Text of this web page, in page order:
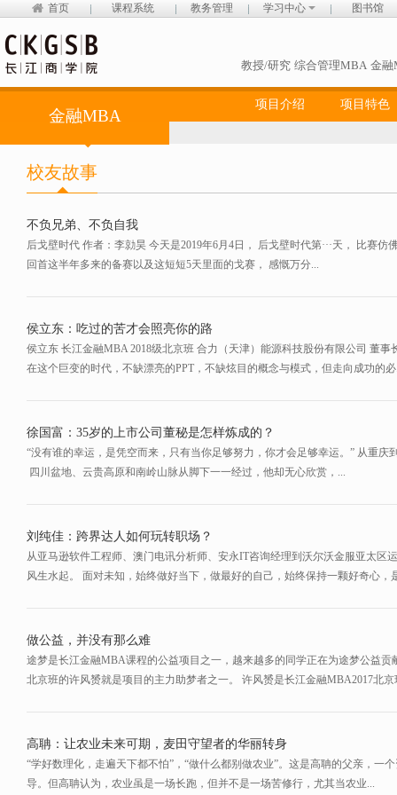
首页 课程系统 教务管理 学习中心 图书馆
教授/研究 综合管理MBA 金融
金融MBA
项目介绍 项目特色
校友故事
不负兄弟、不负自我
后戈壁时代 作者：李勍昊 今天是2019年6月4日， 后戈壁时代第···天， 比赛
回首这半年多来的备赛以及这短短5天里面的戈赛， 感慨万分...
侯立东：吃过的苦才会照亮你的路
侯立东 长江金融MBA 2018级北京班 合力（天津）能源科技股份有限公司 董
在这个巨变的时代，不缺漂亮的PPT，不缺炫目的概念与模式，但走向成功的
徐国富：35岁的上市公司董秘是怎样炼成的？
“没有谁的幸运，是凭空而来，只有当你足够努力，你才会足够幸运。” 从重庆
四川盆地、云贵高原和南岭山脉从脚下一一经过，他却无心欣赏，...
刘纯佳：跨界达人如何玩转职场？
从亚马逊软件工程师、澳门电讯分析师、安永IT咨询经理到沃尔沃金服亚太区
风生水起。 面对未知，始终做好当下，做最好的自己，始终保持一颗好奇心，
做公益，并没有那么难
途梦是长江金融MBA课程的公益项目之一，越来越多的同学正在为途梦公益贡
北京班的许风赟就是项目的主力助梦者之一。 许风赟是长江金融MBA2017北
高聃：让农业未来可期，麦田守望者的华丽转身
“学好数理化，走遍天下都不怕”，“做什么都别做农业”。这是高聃的父亲，一
导。但高聃认为，农业虽是一场长跑，但并不是一场苦修行，尤其当农业...